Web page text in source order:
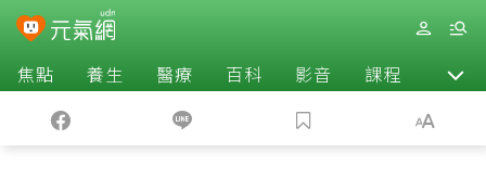
焦點 養生 醫療 百科 影音 課程 退休